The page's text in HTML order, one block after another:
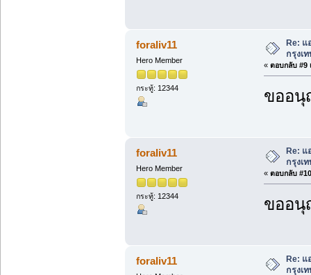
foraliv11
Hero Member
กระทู้: 12344
Re: แ
กรุงเ
« ตอบกลับ #9
ขออนุ
foraliv11
Hero Member
กระทู้: 12344
Re:
กรุงเ
« ตอบกลับ
ขออนุ
foraliv11
Re:
กรุงเ